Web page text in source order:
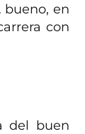
bueno, en
con
del buen